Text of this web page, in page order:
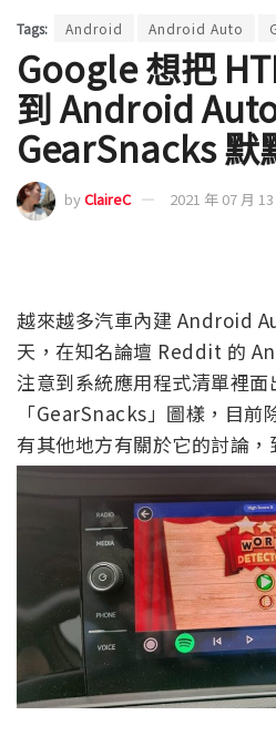
Tags: Android Android Auto
Google 想把
到 Android
GearSnacks 默
byClaireC 2021 年 07 月 13
越來越多汽車內建 Android
天，在知名論壇 Reddit 的
注意到系統應用程式清單裡
「GearSnacks」圖樣，目
有其他地方有關於它的討論，